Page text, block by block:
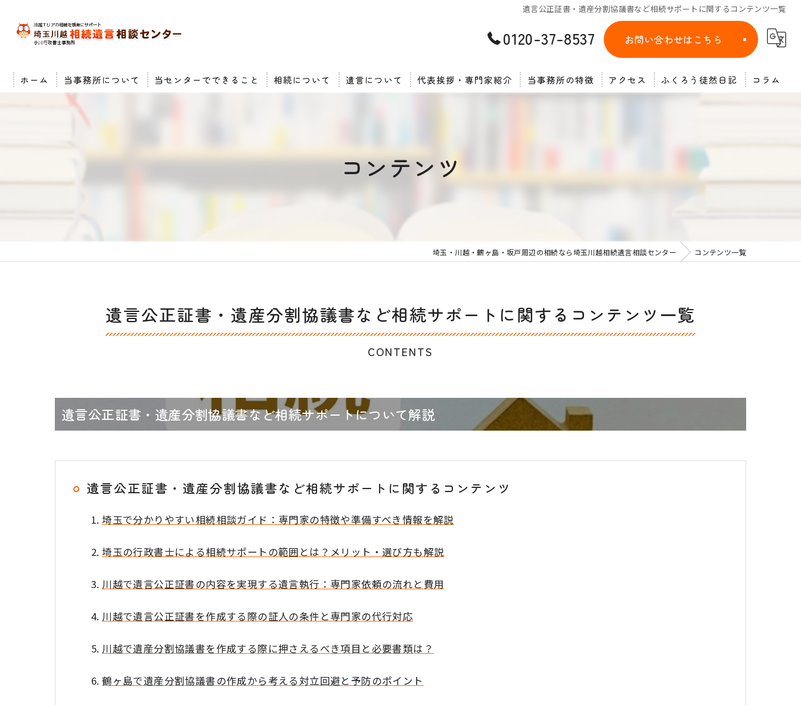
遺言公正証書・遺産分割協議書など相続サポートに関するコンテンツ一覧
0120-37-8537 お問い合わせはこちら
ホーム 当事務所について 当センターでできること 相続について 遺言について 代表挨拶・専門家紹介 当事務所の特徴 アクセス ふくろう徒然日記 コラム
コンテンツ
埼玉・川越・鶴ヶ島・坂戸周辺の相続なら埼玉川越相続遺言相談センター コンテンツ一覧
遺言公正証書・遺産分割協議書など相続サポートに関するコンテンツ一覧
CONTENTS
遺言公正証書・遺産分割協議書など相続サポートについて解説
遺言公正証書・遺産分割協議書など相続サポートに関するコンテンツ
埼玉で分かりやすい相続相談ガイド：専門家の特徴や準備すべき情報を解説
埼玉の行政書士による相続サポートの範囲とは？メリット・選び方も解説
川越で遺言公正証書の内容を実現する遺言執行：専門家依頼の流れと費用
川越で遺言公正証書を作成する際の証人の条件と専門家の代行対応
川越で遺産分割協議書を作成する際に押さえるべき項目と必要書類は？
鶴ヶ島で遺産分割協議書の作成から考える対立回避と予防のポイント